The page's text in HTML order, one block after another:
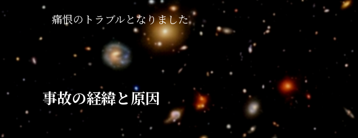
痛恨のトラブルとなりました
事故の経緯と原因